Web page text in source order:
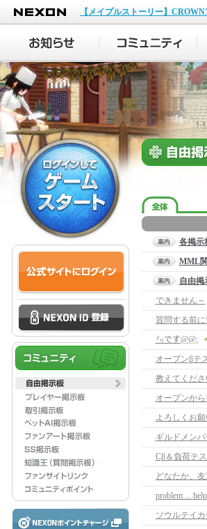
NEXON
【メイプルストーリー】
各掲示
MML
自由掲
できません～
質問する前に
㍉です@@;
オープンβテ
教えてくださ
オープンか
よろしくお
ギルドメンバ
どなたか、友
problem ... help
ソウルテイ